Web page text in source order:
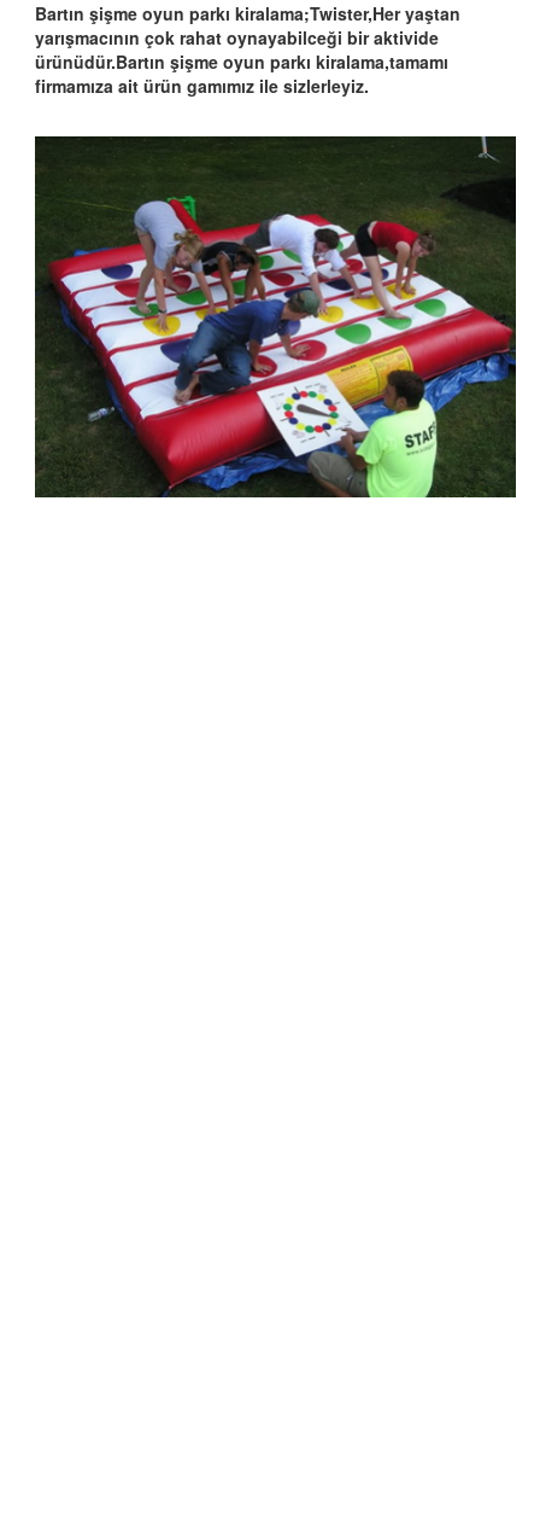
Bartın şişme oyun parkı kiralama;Twister,Her yaştan
yarışmacının çok rahat oynayabilceği bir aktivide
ürünüdür.Bartın şişme oyun parkı kiralama,tamamı
firmamıza ait ürün gamımız ile sizlerleyiz.